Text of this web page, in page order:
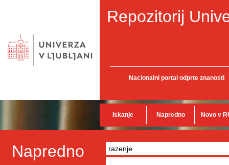
Repozitorij
Nacionalni portal odprte znanosti
Iskanje Napredno Novo v
Napredno